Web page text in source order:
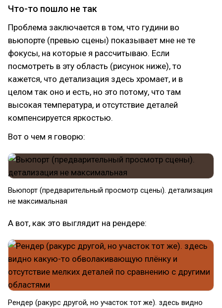
Что-то пошло не так
Проблема заключается в том, что гудини во
вьюпорте (превью сцены) показывает мне не те
фокусы, на которые я рассчитываю. Если
посмотреть в эту область (рисунок ниже), то
кажется, что детализация здесь хромает, и в
целом так оно и есть, но это потому, что там
высокая температура, и отсутствие деталей
компенсируется яркостью.
Вот о чем я говорю:
Вьюпорт (предварительный просмотр сцены). детализация
не максимальная
А вот, как это выглядит на рендере:
Рендер (ракурс другой, но участок тот же). здесь видно